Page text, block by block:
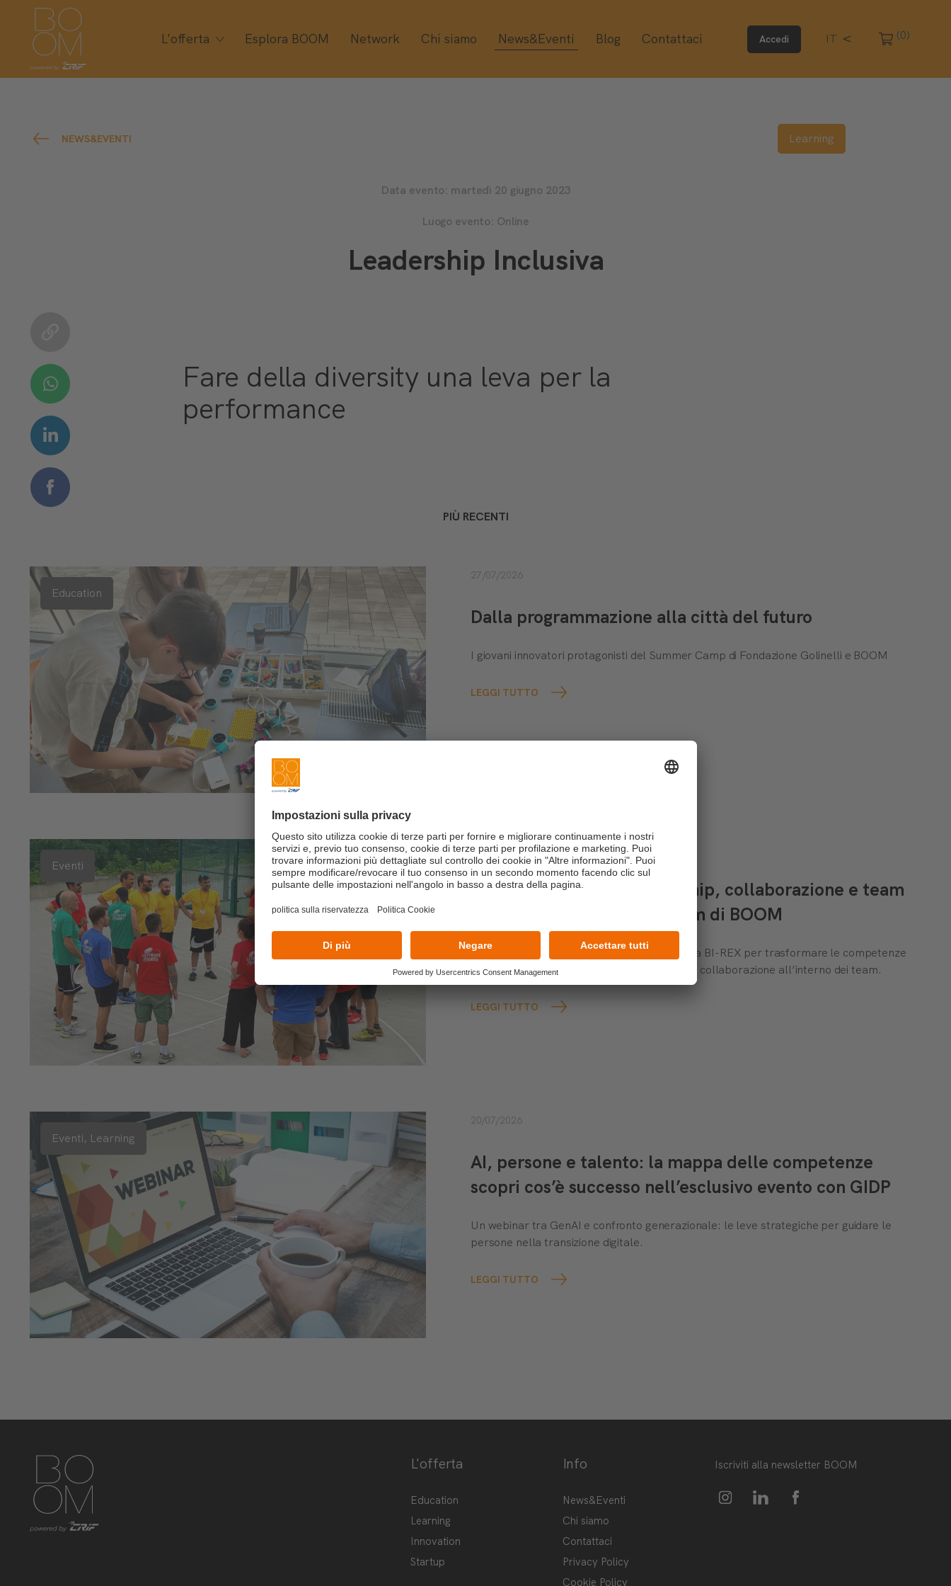
L'offerta Esplora BOOM Network Chi siamo News&Eventi Blog Contattaci Accedi IT (0)
NEWS&EVENTI Learning
Data evento: martedì 20 giugno 2023
Luogo evento: Online
Leadership Inclusiva
Fare della diversity una leva per la
performance
PIÙ RECENTI
Education
27/07/2026
Dalla programmazione alla città del futuro
I giovani innovatori protagonisti del Summer Camp di Fondazione Golinelli e BOOM
LEGGI TUTTO
Eventi
22/07/2026
Dall’aula al campo: leadership, collaborazione e team
building con il Team Program di BOOM
Un’esperienza immersiva realizzata insieme a BI-REX per trasformare le competenze
manageriali in azioni concrete e rafforzare la collaborazione all’interno dei team.
LEGGI TUTTO
Eventi, Learning
20/07/2026
AI, persone e talento: la mappa delle competenze
scopri cos’è successo nell’esclusivo evento con GIDP
Un webinar tra GenAI e confronto generazionale: le leve strategiche per guidare le
persone nella transizione digitale.
LEGGI TUTTO
L'offerta
Education
Learning
Innovation
Startup
Info
News&Eventi
Chi siamo
Contattaci
Privacy Policy
Cookie Policy
Iscriviti alla newsletter BOOM
https://www.instagram.com/boom_knowledgehub/
https://www.linkedin.com/showcase/boom-knowledge-hub/
https://www.facebook.com/BoomKnowledgeHub